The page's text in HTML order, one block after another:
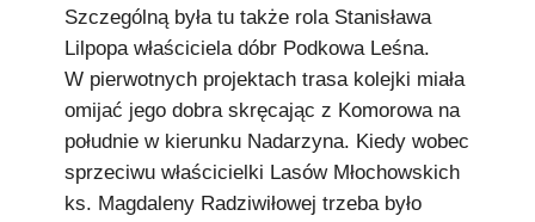
Szczególną była tu także rola Stanisława
Lilpopa właściciela dóbr Podkowa Leśna.
W pierwotnych projektach trasa kolejki miała
omijać jego dobra skręcając z Komorowa na
południe w kierunku Nadarzyna. Kiedy wobec
sprzeciwu właścicielki Lasów Młochowskich
ks. Magdaleny Radziwiłowej trzeba było